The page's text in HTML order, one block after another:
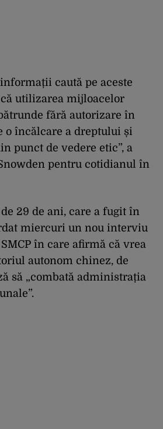
caută pe aceste
utilizarea mijloacelor
fără autorizare în
o încălcare a dreptului și
punct de vedere etic”, a
pentru cotidianul în
29 de ani, care a fugit în
miercuri un nou interviu
în care afirmă că vrea
autonom chinez, de
să „combată administrația